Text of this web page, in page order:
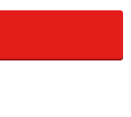
(2～3人分)